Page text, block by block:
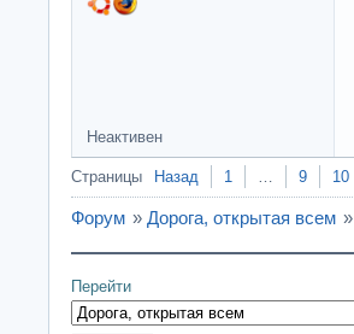
Неактивен
Страницы Назад 1 9 10
Форум » Дорога, открытая всем »
Перейти